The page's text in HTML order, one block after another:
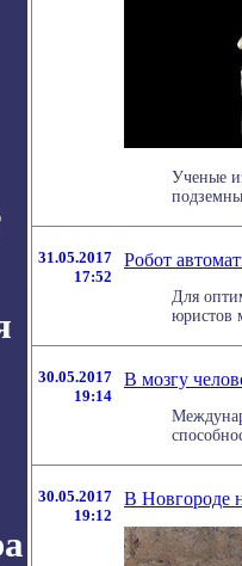
Ученые
31.05.2017
17:52
Робот
Для
юристов
30.05.2017
19:14
В мозгу
30.05.2017
19:12
В Новгороде